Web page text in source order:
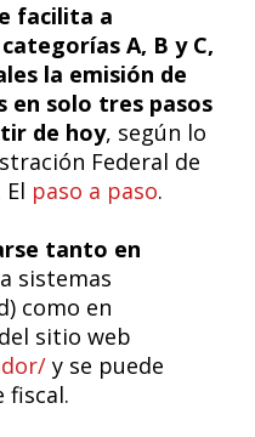
facilita a
A, B y C,
la emisión de
en solo tres pasos
de hoy, según lo
Federal de
paso a paso.
tanto en
sistemas
como en
sitio web
y se puede
fiscal.